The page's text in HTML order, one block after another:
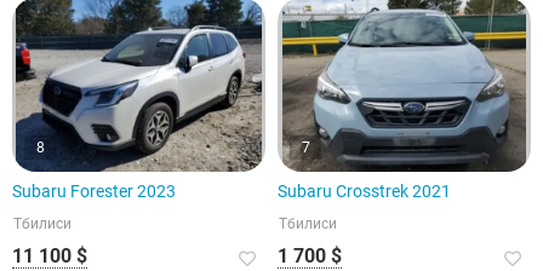
8
Subaru Forester 2023
Тбилиси
11 100 $
7
Subaru Crosstrek 2021
Тбилиси
1 700 $